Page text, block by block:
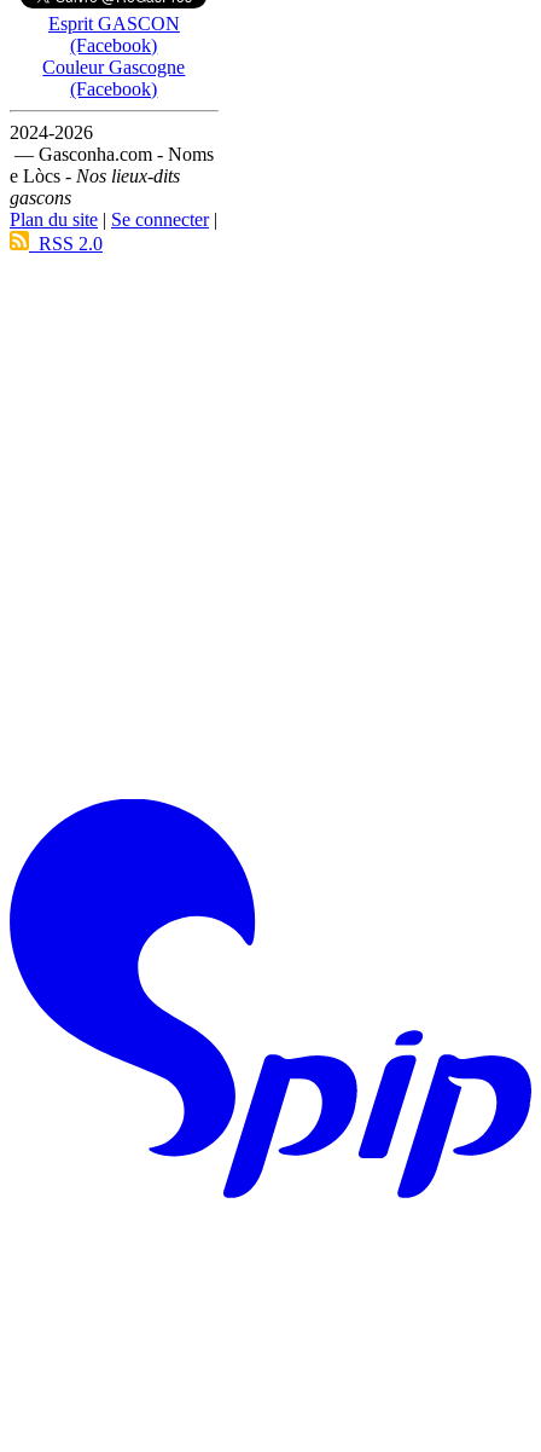
Esprit GASCON
(Facebook)
Couleur Gascogne
(Facebook)
2024-2026
— Gasconha.com - Noms
e Lòcs - Nos lieux-dits
gascons
Plan du site | Se connecter|
RSS 2.0